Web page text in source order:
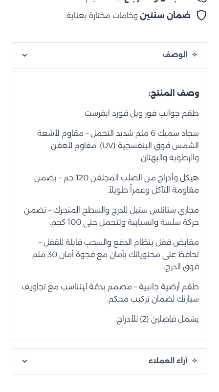
2022ضمان سنتين وخامات مختارة بعناية.
الوصف
وصف المنتج:
طقم جوانب فور ويل فورد ايفرست
سجاد سميك 6 ملم شديد التحمل – مقاوم لأشعة
الشمس فوق البنفسجية (UV)، مقاوم للعفن
والرطوبة والبهتان.
هيكل وأدراج من الصلب المجلفن 120 جم – يضمن
مقاومة التآكل وعمراً طويلاً.
مجاري ستانلس ستيل للدرج والسطح المتحرك – تضمن
حركة سلسة وانسيابية وتتحمل حتى 100 كجم.
مقابض قفل بنظام الدفع والسحب قابلة للقفل –
تحافظ على محتوياتك بأمان مع فجوة أمان 30 ملم
فوق الدرج.
طقم أرضية جانبية – مصمم بدقة ليتناسب مع تجاويف
سيارتك لضمان تركيب محكم.
يشمل فاصلَين (2) للأدراج.
آراء العملاء